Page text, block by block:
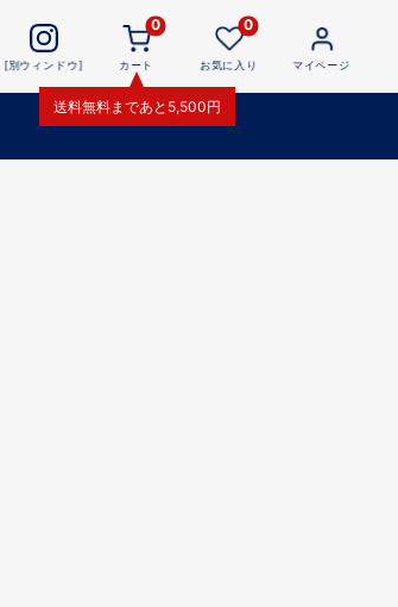
[別ウィンドウ]
0
カート
送料無料まであと 5,500円
0
お気に入り マイページ